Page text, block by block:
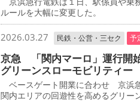
ルールを大幅に変更した。
2026.03.27 民鉄・公営・三セク 予
京急 「関内マーロ」運行
グリーンスローモビリティ
ベースゲート開業に合わせ 京浜
関内エリアの回遊性を高めるグリー